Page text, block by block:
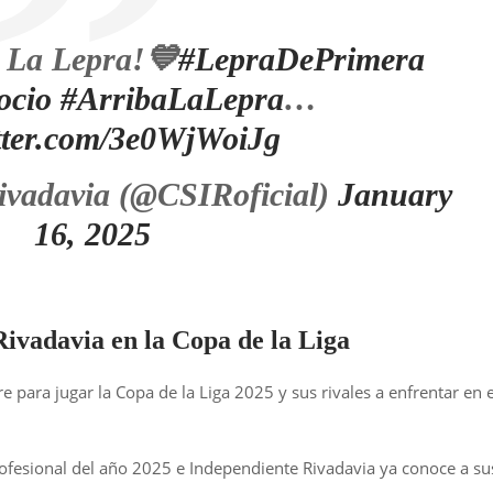
La Lepra!💙#LepraDePrimera
#ArribaLaLepra…
3e0WjWoiJg
(@CSIRoficial)January
16, 2025
en la Copa de la Liga
para jugar la Copa de la Liga 2025 y sus rivales a enfrentar en
del año 2025 e Independiente Rivadavia ya conoce a